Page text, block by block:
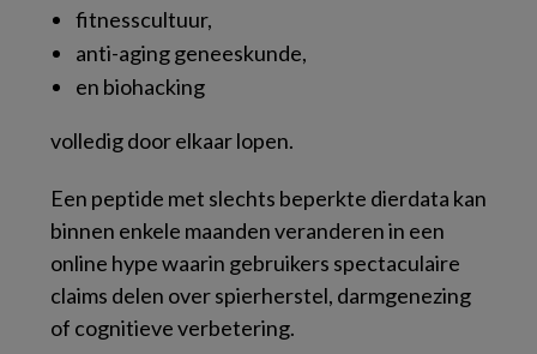
fitnesscultuur,
anti-aging geneeskunde,
en biohacking
volledig door elkaar lopen.
Een peptide met slechts beperkte dierdata kan
binnen enkele maanden veranderen in een
online hype waarin gebruikers spectaculaire
claims delen over spierherstel, darmgenezing
of cognitieve verbetering.